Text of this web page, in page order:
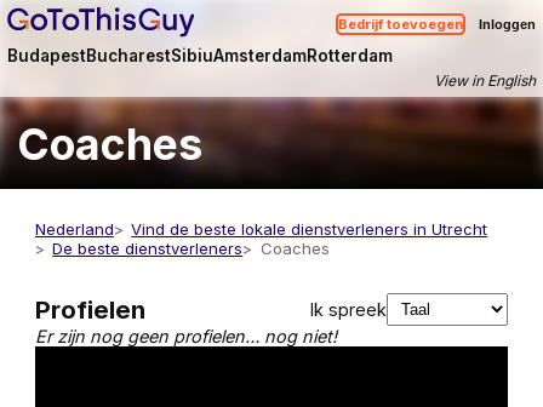
Bedrijf toevoegen Inloggen
BudapestBucharestSibiuAmsterdamRotterdam
View in English
Coaches
Nederland
Vind de beste lokale dienstverleners in Utrecht
De beste dienstverleners
Coaches
Profielen
Ik spreek
Er zijn nog geen profielen… nog niet!